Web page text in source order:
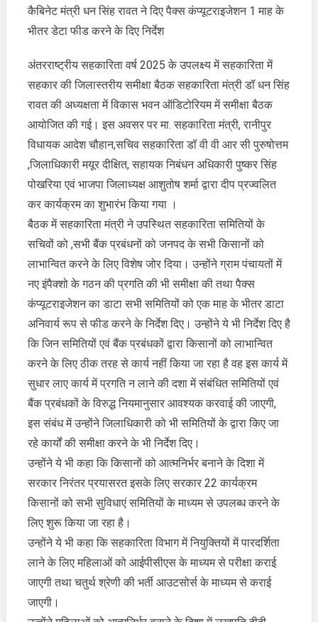
मंत्री
ने
1
माह
के
कैबिनेट मंत्री धन सिंह रावत ने दिए पैक्स कंप्यूटराइजेशन 1 माह के
भीतर डेटा फीड करने के दिए निर्देश
अंतरराष्ट्रीय सहकारिता वर्ष 2025 के उपलक्ष्य में सहकारिता में
सहकार की जिलास्तरीय समीक्षा बैठक सहकारिता मंत्री डॉ धन सिंह
रावत की अध्यक्षता में विकास भवन ऑडिटोरियम में समीक्षा बैठक
आयोजित की गई। इस अवसर पर मा. सहकारिता मंत्री, रानीपुर
विधायक आदेश चौहान,सचिव सहकारिता डॉ वी वी आर सी पुरुषोत्तम
,जिलाधिकारी मयूर दीक्षित, सहायक निबंधन अधिकारी पुष्कर सिंह
पोखरिया एवं भाजपा जिलाध्यक्ष आशुतोष शर्मा द्वारा दीप प्रज्वलित
कर कार्यक्रम का शुभारंभ किया गया ।
बैठक में सहकारिता मंत्री ने उपस्थित सहकारिता समितियों के
सचिवों को ,सभी बैंक प्रबंधनों को जनपद के सभी किसानों को
लाभान्वित करने के लिए विशेष जोर दिया। उन्होंने ग्राम पंचायतों में
नए इंपैक्शो के गठन की प्रगति की भी समीक्षा की तथा पैक्स
कंप्यूटराइजेशन का डाटा सभी समितियों को एक माह के भीतर डाटा
अनिवार्य रूप से फीड करने के निर्देश दिए। उन्होंने ये भी निर्देश दिए है
कि जिन समितियों एवं बैंक प्रबंधकों द्वारा किसानों को लाभान्वित
करने के लिए ठीक तरह से कार्य नहीं किया जा रहा है वह इस कार्य में
सुधार लाए कार्य में प्रगति न लाने की दशा में संबंधित समितियों एवं
बैंक प्रबंधकों के विरुद्ध नियमानुसार आवश्यक करवाई की जाएगी,
इस संबंध में उन्होंने जिलाधिकारी को भी समितियों के द्वारा किए जा
रहे कार्यों की समीक्षा करने के भी निर्देश दिए।
उन्होंने ये भी कहा कि किसानों को आत्मनिर्भर बनाने के दिशा में
सरकार निरंतर प्रयासरत इसके लिए सरकार 22 कार्यक्रम
किसानों को सभी सुविधाएं समितियों के माध्यम से उपलब्ध करने के
लिए शुरू किया जा रहा है।
उन्होंने ये भी कहा कि सहकारिता विभाग में नियुक्तियों में पारदर्शिता
लाने के लिए महिलाओं को आईपीसीएस के माध्यम से परीक्षा कराई
जाएगी तथा चतुर्थ श्रेणी की भर्ती आउटसोर्स के माध्यम से कराई
जाएगी।